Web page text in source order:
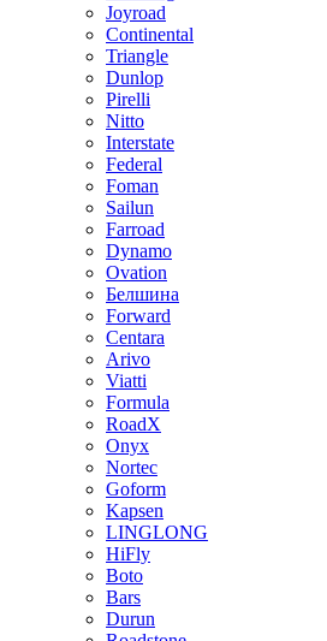
Joyroad
Continental
Triangle
Dunlop
Pirelli
Nitto
Interstate
Federal
Foman
Sailun
Farroad
Dynamo
Ovation
Белшина
Forward
Centara
Arivo
Viatti
Formula
RoadX
Onyx
Nortec
Goform
Kapsen
LINGLONG
HiFly
Boto
Bars
Durun